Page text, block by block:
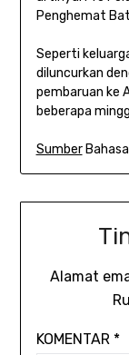
Penghemat
Seperti
diluncurkan
pembaruan ke
beberapa
Sumber
Alamat
KOMENTAR *